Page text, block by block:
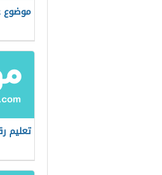
موضوع
تعليم